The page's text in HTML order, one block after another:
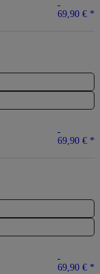
69,90 € *
69,90 € *
69,90 € *